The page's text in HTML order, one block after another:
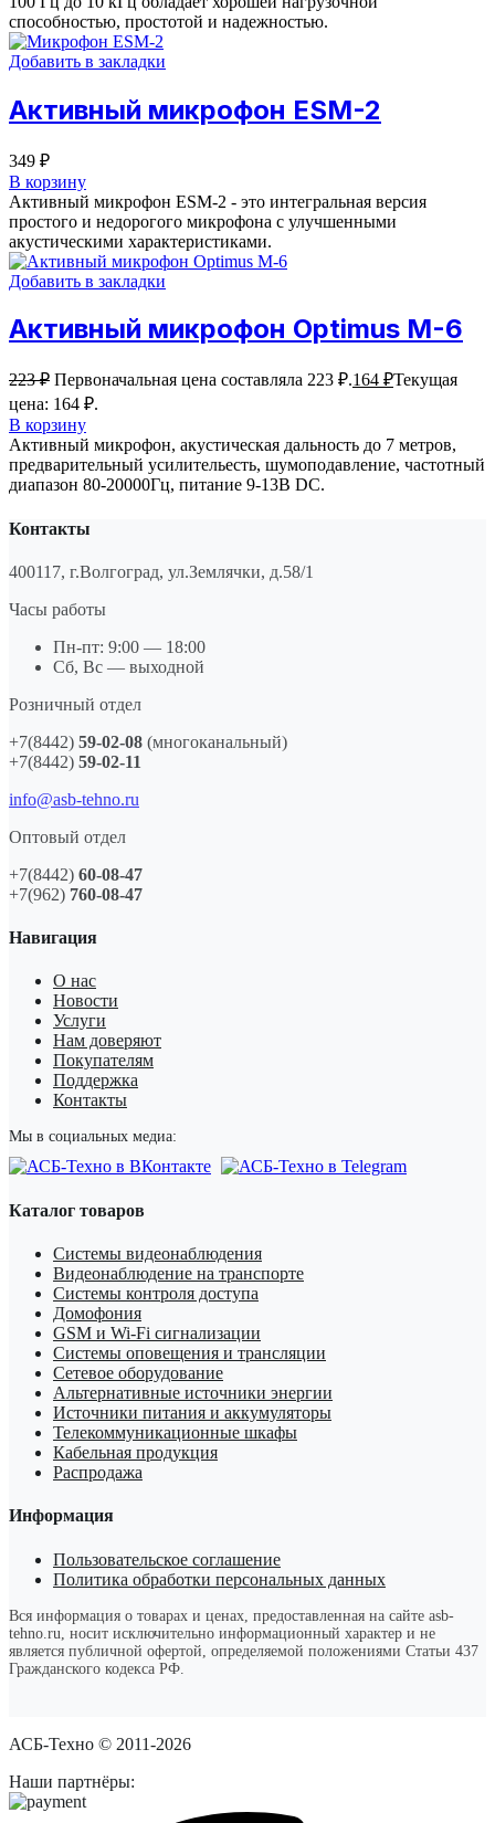
способностью, простотой и надежностью.
Добавить в закладки
Активный микрофон ESM-2
349 ₽
В корзину
Активный микрофон ESM-2 - это интегральная версия
простого и недорогого микрофона с улучшенными
акустическими характеристиками.
Добавить в закладки
Активный микрофон Optimus M-6
223₽ Первоначальная цена составляла 223 ₽.164 ₽Текущая
цена: 164 ₽.
В корзину
Активный микрофон, акустическая дальность до 7 метров,
предварительный усилительесть, шумоподавление, частотный
диапазон 80-20000Гц, питание 9-13В DC.
Контакты
400117, г.Волгоград, ул.Землячки, д.58/1
Часы работы
Пн-пт: 9:00 — 18:00
Сб, Вс — выходной
Розничный отдел
+7(8442) 59-02-08 (многоканальный)
+7(8442) 59-02-11
info@asb-tehno.ru
Оптовый отдел
+7(8442) 60-08-47
+7(962) 760-08-47
Навигация
О нас
Новости
Услуги
Нам доверяют
Покупателям
Поддержка
Контакты
Мы в социальных медиа:
Каталог товаров
Системы видеонаблюдения
Видеонаблюдение на транспорте
Системы контроля доступа
Домофония
GSM и Wi-Fi сигнализации
Системы оповещения и трансляции
Сетевое оборудование
Альтернативные источники энергии
Источники питания и аккумуляторы
Телекоммуникационные шкафы
Кабельная продукция
Распродажа
Информация
Пользовательское соглашение
Политика обработки персональных данных
Вся информация о товарах и ценах, предоставленная на сайте asb-
tehno.ru, носит исключительно информационный характер и не
является публичной офертой, определяемой положениями Статьи 437
Гражданского кодекса РФ.
АСБ-Техно © 2011-2026
Наши партнёры: